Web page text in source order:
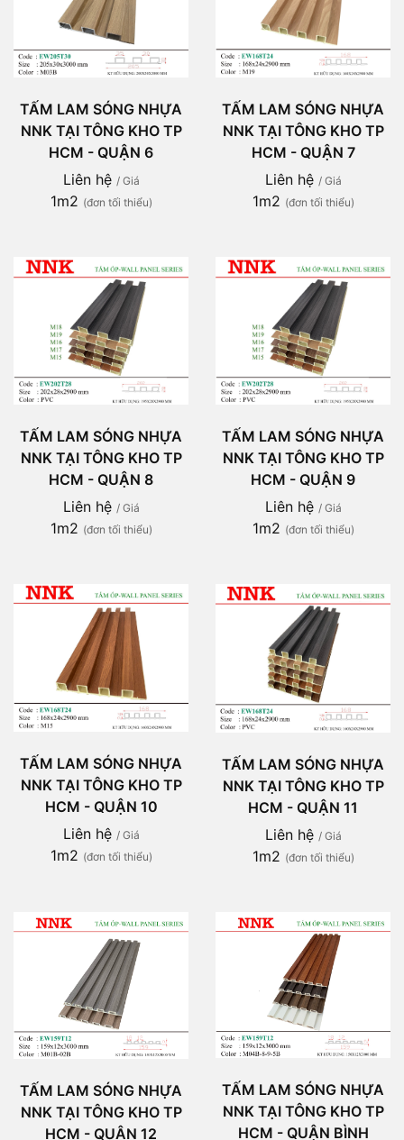
TẤM LAM SÓNG NHỰA
NNK TẠI TÔNG KHO TP
HCM - QUẬN 6
Liên hệ / Giá
1m2 (đơn tối thiểu)
TẤM LAM SÓNG NHỰA
NNK TẠI TÔNG KHO TP
HCM - QUẬN 7
Liên hệ / Giá
1m2 (đơn tối thiểu)
TẤM LAM SÓNG NHỰA
NNK TẠI TÔNG KHO TP
HCM - QUẬN 8
Liên hệ / Giá
1m2 (đơn tối thiểu)
TẤM LAM SÓNG NHỰA
NNK TẠI TÔNG KHO TP
HCM - QUẬN 9
Liên hệ / Giá
1m2 (đơn tối thiểu)
TẤM LAM SÓNG NHỰA
NNK TẠI TÔNG KHO TP
HCM - QUẬN 10
Liên hệ / Giá
1m2 (đơn tối thiểu)
TẤM LAM SÓNG NHỰA
NNK TẠI TÔNG KHO TP
HCM - QUẬN 11
Liên hệ / Giá
1m2 (đơn tối thiểu)
TẤM LAM SÓNG NHỰA
NNK TẠI TÔNG KHO TP
HCM - QUẬN 12
TẤM LAM SÓNG NHỰA
NNK TẠI TÔNG KHO TP
HCM - QUẬN BÌNH